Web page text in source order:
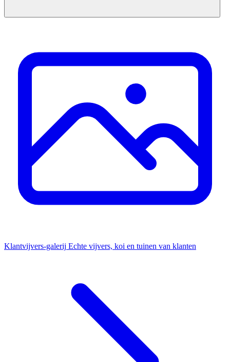
Klantvijvers-galerij Echte vijvers, koi en tuinen van klanten